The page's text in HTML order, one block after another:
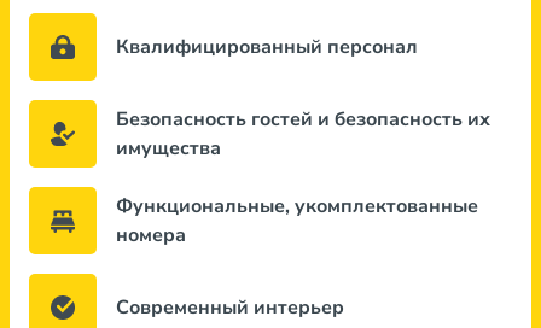
Квалифицированный персонал
Безопасность гостей и безопасность их
имущества
Функциональные, укомплектованные
номера
Современный интерьер